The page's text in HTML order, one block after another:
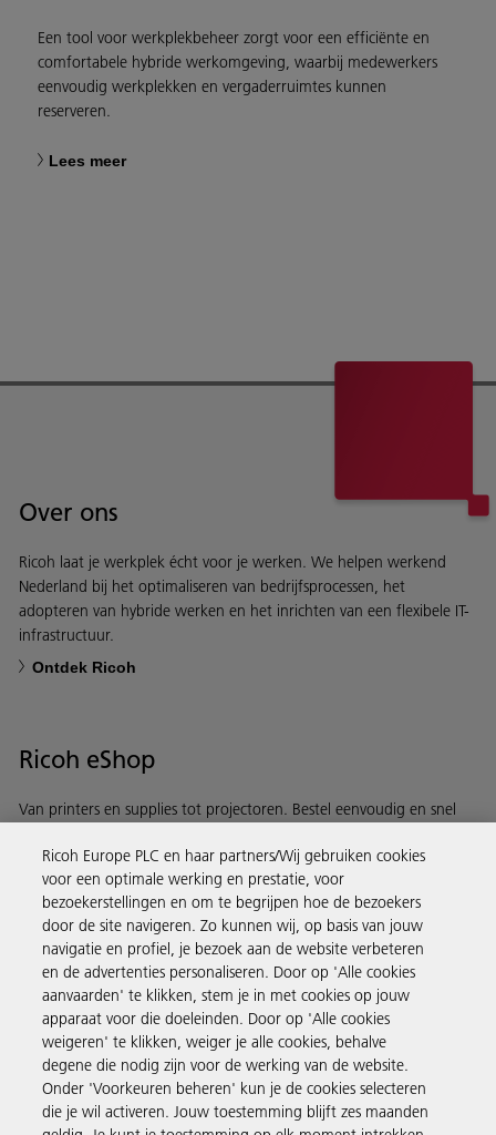
Een tool voor werkplekbeheer zorgt voor een efficiënte en
comfortabele hybride werkomgeving, waarbij medewerkers
eenvoudig werkplekken en vergaderruimtes kunnen
reserveren.
Lees meer
Over ons
Ricoh laat je werkplek écht voor je werken. We helpen werkend
Nederland bij het optimaliseren van bedrijfsprocessen, het
adopteren van hybride werken en het inrichten van een flexibele IT-
infrastructuur.
Ontdek Ricoh
Ricoh eShop
Van printers en supplies tot projectoren. Bestel eenvoudig en snel
Ontdek meer
Business Solutions
Producten en services
Support en contact
Ricoh Europe PLC en haar partners/Wij gebruiken cookies
voor een optimale werking en prestatie, voor
bezoekerstellingen en om te begrijpen hoe de bezoekers
door de site navigeren. Zo kunnen wij, op basis van jouw
navigatie en profiel, je bezoek aan de website verbeteren
en de advertenties personaliseren. Door op 'Alle cookies
aanvaarden' te klikken, stem je in met cookies op jouw
apparaat voor die doeleinden. Door op 'Alle cookies
weigeren' te klikken, weiger je alle cookies, behalve
degene die nodig zijn voor de werking van de website.
Onder 'Voorkeuren beheren' kun je de cookies selecteren
die je wil activeren. Jouw toestemming blijft zes maanden